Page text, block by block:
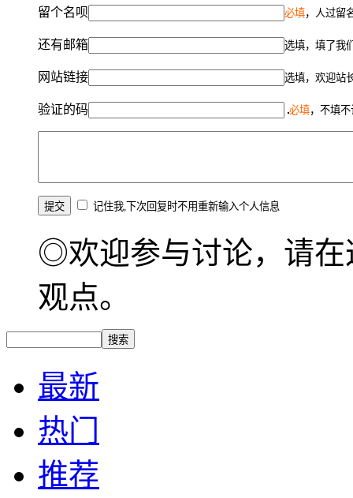
留个名呗 必填，人过留
还有邮箱 选填，填了我
网站链接 选填，欢迎站
验证的码 必填，不填
记住我,下次回复时不用重新输入个人信息
◎欢迎参与讨论，请在
观点。
最新
热门
推荐